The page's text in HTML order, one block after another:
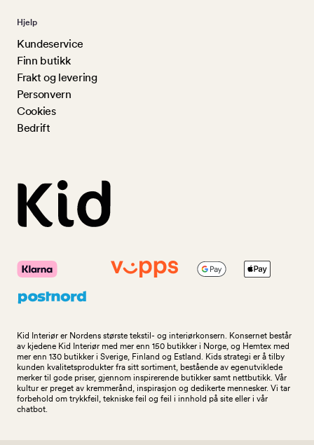
Hjelp
Kundeservice
Finn butikk
Frakt og levering
Personvern
Cookies
Bedrift
Kid Interiør er Nordens største tekstil- og interiørkonsern. Konsernet består
av kjedene Kid Interiør med mer enn 150 butikker i Norge, og Hemtex med
mer enn 130 butikker i Sverige, Finland og Estland. Kids strategi er å tilby
kunden kvalitetsprodukter fra sitt sortiment, bestående av egenutviklede
merker til gode priser, gjennom inspirerende butikker samt nettbutikk. Vår
kultur er preget av kremmerånd, inspirasjon og dedikerte mennesker. Vi tar
forbehold om trykkfeil, tekniske feil og feil i innhold på site eller i vår
chatbot.